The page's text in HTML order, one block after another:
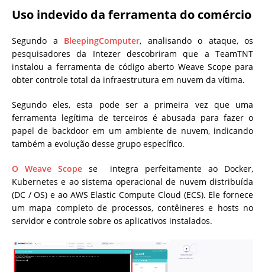
Uso indevido da ferramenta do comércio
Segundo a BleepingComputer, analisando o ataque, os
pesquisadores da Intezer descobriram que a TeamTNT
instalou a ferramenta de código aberto Weave Scope para
obter controle total da infraestrutura em nuvem da vítima.
Segundo eles, esta pode ser a primeira vez que uma
ferramenta legítima de terceiros é abusada para fazer o
papel de backdoor em um ambiente de nuvem, indicando
também a evolução desse grupo específico.
O Weave Scopese integra perfeitamente ao Docker,
Kubernetes e ao sistema operacional de nuvem distribuída
(DC / OS) e ao AWS Elastic Compute Cloud (ECS). Ele fornece
um mapa completo de processos, contêineres e hosts no
servidor e controle sobre os aplicativos instalados.